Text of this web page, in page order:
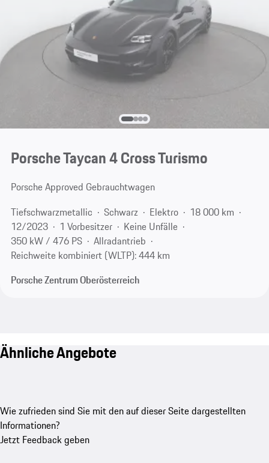
Porsche Taycan 4 Cross Turismo
Porsche Approved Gebrauchtwagen
Tiefschwarzmetallic
Schwarz Elektro
18 000 km
12/2023
1 Vorbesitzer
Keine Unfälle
350 kW / 476 PS
Allradantrieb
Reichweite kombiniert (WLTP): 444 km
Porsche Zentrum Oberösterreich
Ähnliche Angebote
Wie zufrieden sind Sie mit den auf dieser Seite dargestellten
Informationen?
Jetzt Feedback geben